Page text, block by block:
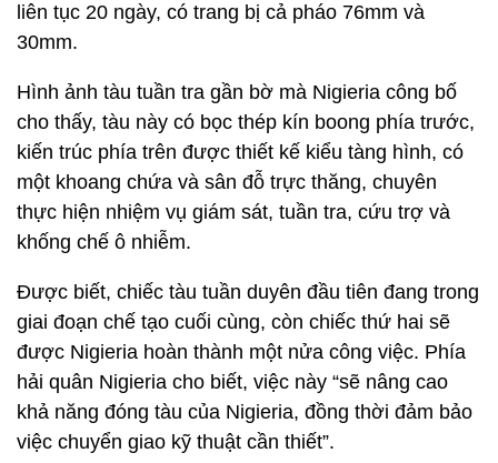
liên tục 20 ngày, có trang bị cả pháo 76mm và
30mm.
Hình ảnh tàu tuần tra gần bờ mà Nigieria công bố
cho thấy, tàu này có bọc thép kín boong phía trước,
kiến trúc phía trên được thiết kế kiểu tàng hình, có
một khoang chứa và sân đỗ trực thăng, chuyên
thực hiện nhiệm vụ giám sát, tuần tra, cứu trợ và
khống chế ô nhiễm.
Được biết, chiếc tàu tuần duyên đầu tiên đang trong
giai đoạn chế tạo cuối cùng, còn chiếc thứ hai sẽ
được Nigieria hoàn thành một nửa công việc. Phía
hải quân Nigieria cho biết, việc này “sẽ nâng cao
khả năng đóng tàu của Nigieria, đồng thời đảm bảo
việc chuyển giao kỹ thuật cần thiết”.